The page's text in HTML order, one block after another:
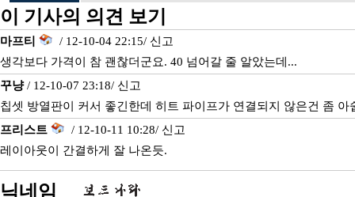
이 기사의 의견 보기
마프티 / 12-10-04 22:15/ 신고
생각보다 가격이 참 괜찮더군요. 40 넘어갈 줄 알았는데...
꾸냥/ 12-10-07 23:18/ 신고
칩셋 방열판이 커서 좋긴한데 히트 파이프가 연결되지 않은건 좀 아
프리스트
/ 12-10-11 10:28/ 신고
레이아웃이 간결하게 잘 나온듯.
닉네임